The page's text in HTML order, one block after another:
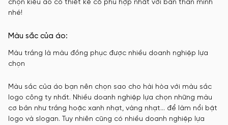
chọn kiểu áo có thiết kế cổ phù hợp nhất với bản thân mình
nhé!
Màu sắc của áo:
Màu trắng là màu đồng phục được nhiều doanh nghiệp lựa
chọn
Màu sắc của áo bạn nên chọn sao cho hài hòa với màu sắc
logo công ty nhất. Nhiều doanh nghiệp lựa chọn những màu
cơ bản như trắng hoặc xanh nhạt, vàng nhạt… để làm nổi bật
logo và slogan. Tuy nhiên cũng có nhiều doanh nghiệp lựa